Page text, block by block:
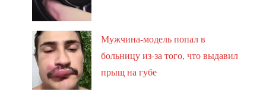
Мужчина-модель попал в
больницу из-за того, что выдавил
прыщ на губе